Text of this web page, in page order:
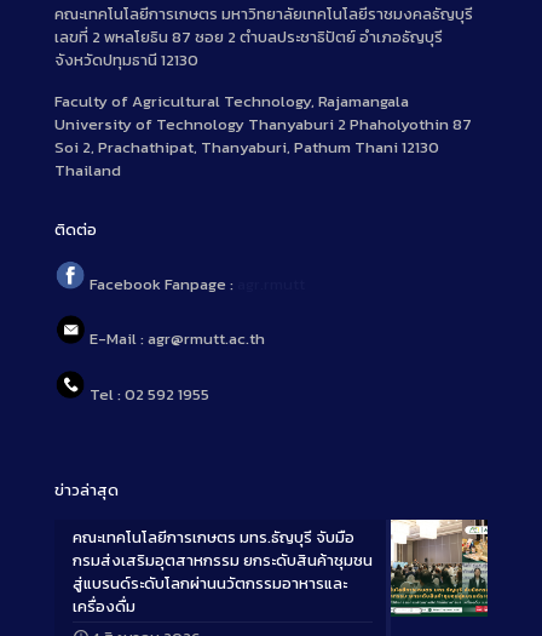
คณะเทคโนโลยีการเกษตร มหาวิทยาลัยเทคโนโลยีราชมงคลธัญบุรี
เลขที่ 2 พหลโยธิน 87 ซอย 2 ตำบลประชาธิปัตย์ อำเภอธัญบุรี
จังหวัดปทุมธานี 12130
Faculty of Agricultural Technology, Rajamangala
University of Technology Thanyaburi 2 Phaholyothin 87
Soi 2, Prachathipat, Thanyaburi, Pathum Thani 12130
Thailand
ติดต่อ
Facebook Fanpage :
E-Mail : agr@rmutt.ac.th
Tel : 02 592 1955
ข่าวล่าสุด
Long
คณะเทคโนโลยีการเกษตร มทร.ธัญบุรี จับมือ
กรมส่งเสริมอุตสาหกรรม ยกระดับสินค้าชุมชน
สู่แบรนด์ระดับโลกผ่านนวัตกรรมอาหารและ
เครื่องดื่ม